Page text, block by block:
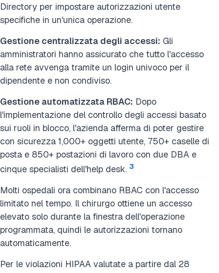
Directory per impostare autorizzazioni utente
specifiche in un'unica operazione.
Gestione centralizzata degli accessi: Gli
amministratori hanno assicurato che tutto l'accesso
alla rete avvenga tramite un login univoco per il
dipendente e non condiviso.
Gestione automatizzata RBAC: Dopo
l'implementazione del controllo degli accessi basato
sui ruoli in blocco, l'azienda afferma di poter gestire
con sicurezza 1,000+ oggetti utente, 750+ caselle di
posta e 850+ postazioni di lavoro con due DBA e
cinque specialisti dell'help desk. 3
Molti ospedali ora combinano RBAC con l'accesso
limitato nel tempo. Il chirurgo ottiene un accesso
elevato solo durante la finestra dell'operazione
programmata, quindi le autorizzazioni tornano
automaticamente.
Per le violazioni HIPAA valutate a partire dal 28